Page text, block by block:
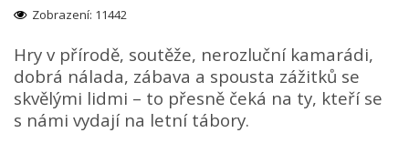
Zobrazení: 11442
Hry v přírodě, soutěže, nerozluční kamarádi,
dobrá nálada, zábava a spousta zážitků se
skvělými lidmi – to přesně čeká na ty, kteří se
s námi vydají na letní tábory.